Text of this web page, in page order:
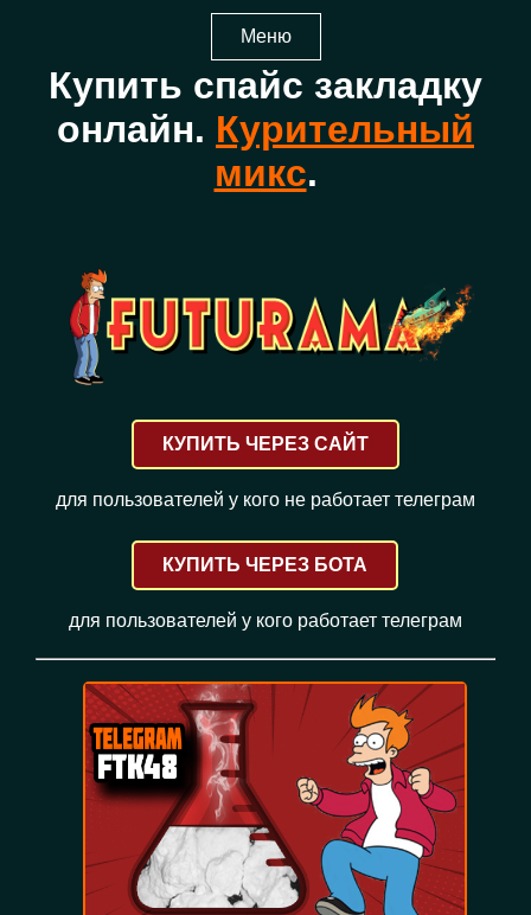
Меню
Купить спайс закладку
онлайн. Курительный
микс.
КУПИТЬ ЧЕРЕЗ САЙТ
для пользователей у кого не работает телеграм
КУПИТЬ ЧЕРЕЗ БОТА
для пользователей у кого работает телеграм